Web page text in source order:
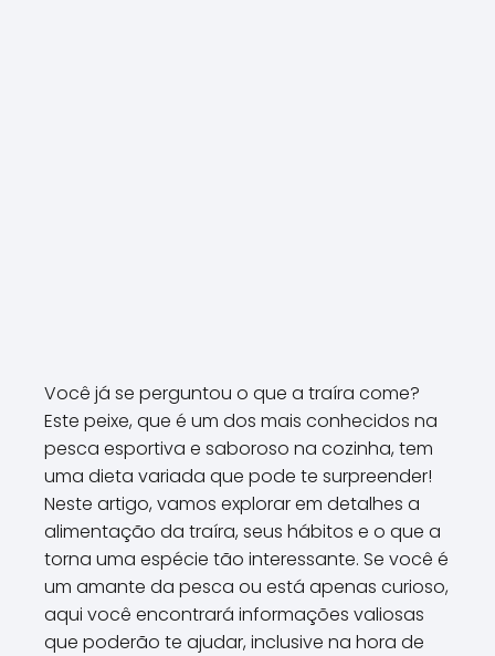
Você já se perguntou o que a traíra come?
Este peixe, que é um dos mais conhecidos na
pesca esportiva e saboroso na cozinha, tem
uma dieta variada que pode te surpreender!
Neste artigo, vamos explorar em detalhes a
alimentação da traíra, seus hábitos e o que a
torna uma espécie tão interessante. Se você é
um amante da pesca ou está apenas curioso,
aqui você encontrará informações valiosas
que poderão te ajudar, inclusive na hora de